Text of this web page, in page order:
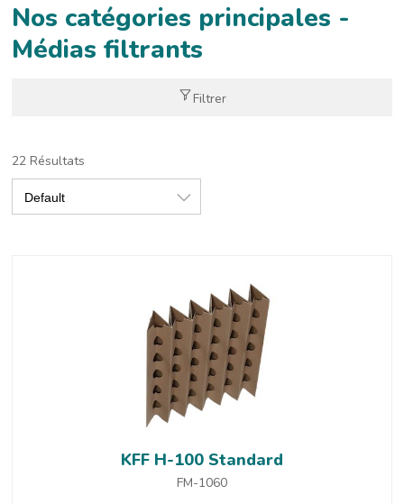
Nos catégories principales -
Médias filtrants
Filtrer
22 Résultats
KFF H-100 Standard
FM-1060